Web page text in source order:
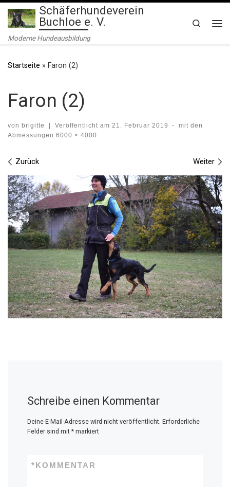
Zum Inhalt springen
Schäferhundeverein
Buchloe e. V.
Moderne Hundeausbildung
Search
Startseite » Faron (2)
Faron (2)
von brigitte | Veröffentlicht am 21. Februar 2019 -
mit den
Abmessungen 6000 × 4000
Bilder Navigation
Zurück Weiter
Schreibe einen Kommentar
Deine E-Mail-Adresse wird nicht veröffentlicht. Erforderliche
Felder sind mit *markiert
KOMMENTAR
*